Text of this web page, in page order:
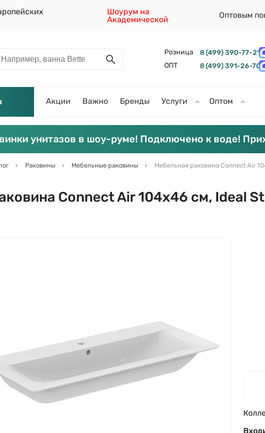
Шоурум на
Академической
Оптовым
Розница 8 (499) 390-77-21
ОПТ
8 (499) 391-26-70
Акции Важно Бренды Услуги Оптом
унитазов в шоу-руме! Подключено к воде!
Раковины Мебельные раковины Мебельная раковина Connect Air
Connect Air 104х46 см, Ideal